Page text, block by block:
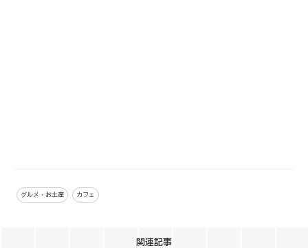
グルメ・お土産 カフェ
関連記事